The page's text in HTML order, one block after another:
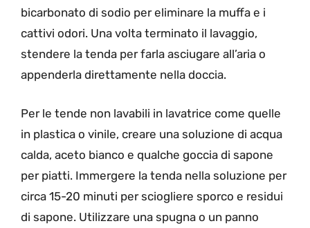
bicarbonato di sodio per eliminare la muffa e i
cattivi odori. Una volta terminato il lavaggio,
stendere la tenda per farla asciugare all’aria o
appenderla direttamente nella doccia.
Per le tende non lavabili in lavatrice come quelle
in plastica o vinile, creare una soluzione di acqua
calda, aceto bianco e qualche goccia di sapone
per piatti. Immergere la tenda nella soluzione per
circa 15-20 minuti per sciogliere sporco e residui
di sapone. Utilizzare una spugna o un panno